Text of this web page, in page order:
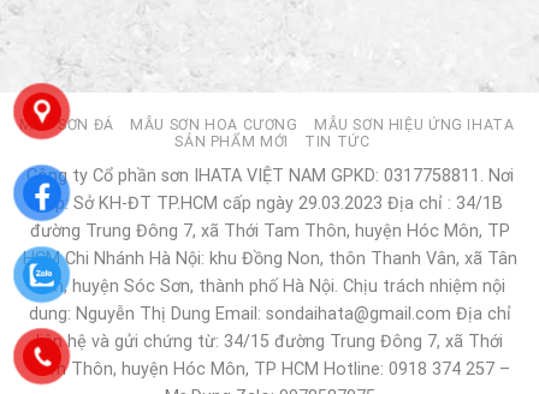
MẪU SƠN ĐÁ MẪU SƠN HOA CƯƠNG
MẪU SƠN HIỆU ỨNG IHATA
SẢN PHẨM MỚI
TIN TỨC
Công ty Cổ phần sơn IHATA VIỆT NAM GPKD: 0317758811. Nơi
cấp: Sở KH-ĐT TP.HCM cấp ngày 29.03.2023 Địa chỉ : 34/1B
đường Trung Đông 7, xã Thới Tam Thôn, huyện Hóc Môn, TP
HCM Chi Nhánh Hà Nội: khu Đồng Non, thôn Thanh Vân, xã Tân
Dân, huyện Sóc Sơn, thành phố Hà Nội. Chịu trách nhiệm nội
dung: Nguyễn Thị Dung Email: sondaihata@gmail.com Địa chỉ
liên hệ và gửi chứng từ: 34/15 đường Trung Đông 7, xã Thới
Tam Thôn, huyện Hóc Môn, TP HCM Hotline: 0918 374 257 –